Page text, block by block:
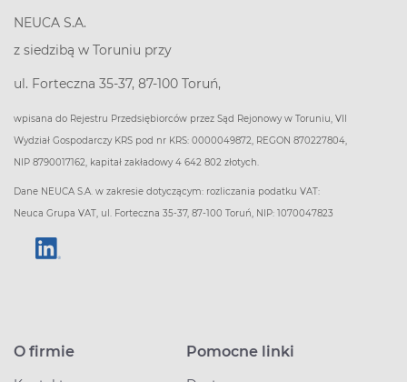
NEUCA S.A.
z siedzibą w Toruniu przy
ul. Forteczna 35-37, 87-100 Toruń,
wpisana do Rejestru Przedsiębiorców przez Sąd Rejonowy w Toruniu, VII
Wydział Gospodarczy KRS pod nr KRS: 0000049872, REGON 870227804,
NIP 8790017162, kapitał zakładowy 4 642 802 złotych.
Dane NEUCA S.A. w zakresie dotyczącym: rozliczania podatku VAT:
Neuca Grupa VAT, ul. Forteczna 35-37, 87-100 Toruń, NIP: 1070047823
O firmie Pomocne linki